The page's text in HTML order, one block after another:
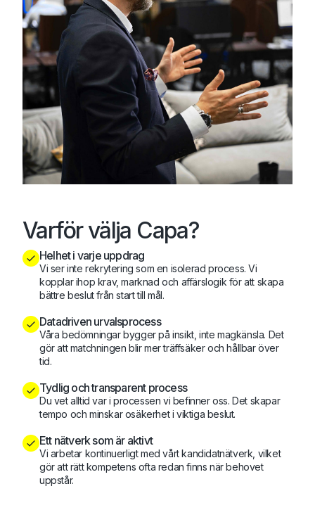
Varför välja Capa?
Helhet i varje uppdrag
Vi ser inte rekrytering som en isolerad process. Vi
kopplar ihop krav, marknad och affärslogik för att skapa
bättre beslut från start till mål.
Datadriven urvalsprocess
Våra bedömningar bygger på insikt, inte magkänsla. Det
gör att matchningen blir mer träffsäker och hållbar över
tid.
Tydlig och transparent process
Du vet alltid var i processen vi befinner oss. Det skapar
tempo och minskar osäkerhet i viktiga beslut.
Ett nätverk som är aktivt
Vi arbetar kontinuerligt med vårt kandidatnätverk, vilket
gör att rätt kompetens ofta redan finns när behovet
uppstår.